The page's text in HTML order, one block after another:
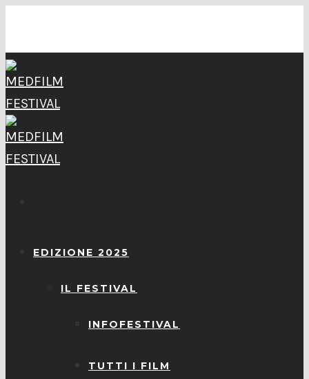
EDIZIONE 2025
IL FESTIVAL
INFOFESTIVAL
TUTTI I FILM